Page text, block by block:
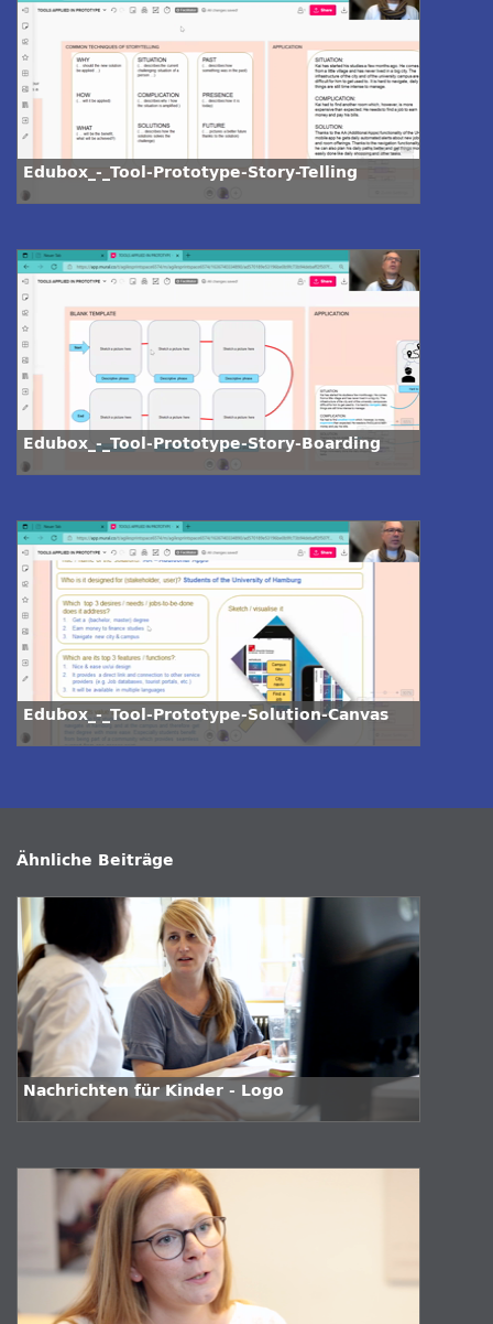
Edubox_-_Tool-Prototype-Story-Telling
Edubox_-_Tool-Prototype-Story-Boarding
Edubox_-_Tool-Prototype-Solution-Canvas
Ähnliche Beiträge
Nachrichten für Kinder - Logo